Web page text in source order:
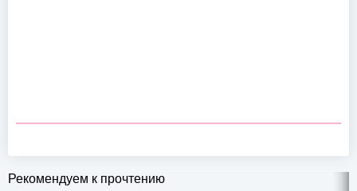
Рекомендуем к прочтению